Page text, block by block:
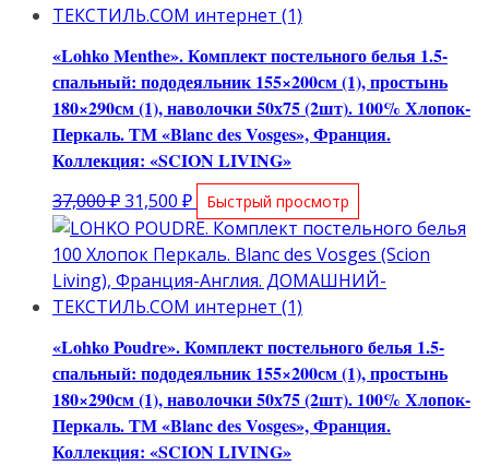
«Lohko Menthe». Комплект постельного белья 1.5-
спальный: пододеяльник 155×200см (1), простынь
180×290см (1), наволочки 50х75 (2шт). 100% Хлопок-
Перкаль. ТМ «Blanc des Vosges», Франция.
Коллекция: «SCION LIVING»
37,000₽Первоначальная
цена
составляла
37,000 ₽.
31,500 ₽Текущая
цена:
31,500 ₽.
Быстрый просмотр
«Lohko Poudre». Комплект постельного белья 1.5-
спальный: пододеяльник 155×200см (1), простынь
180×290см (1), наволочки 50х75 (2шт). 100% Хлопок-
Перкаль. ТМ «Blanc des Vosges», Франция.
Коллекция: «SCION LIVING»